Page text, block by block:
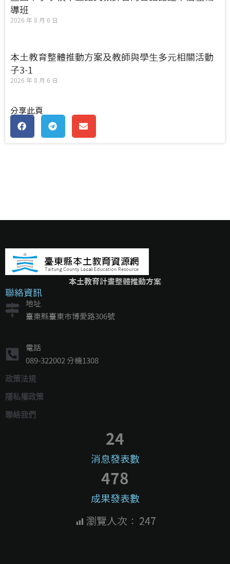
導班
2026 年 8 月 6 日
本土教育整體推動方案及教師與學生多元相關活動
子3-1
2026 年 8 月 6 日
分享此頁
本土教育計畫整體推動方案
聯絡資訊
地址
臺東縣臺東市博愛路306號
電話
089-322002 分機1308
政策法規
隱私權政策
聯絡我們
消息發表數
24
成果發表數
478
瀏覽人次： 247